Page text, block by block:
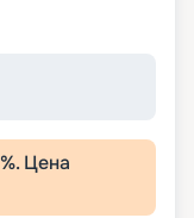
%. Цена